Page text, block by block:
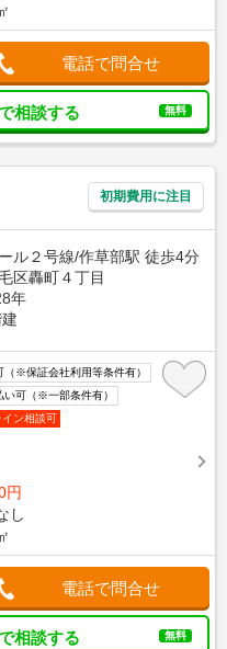
電話で問合せ
相談する 無料
初期費用に注目
ル２号線/作草部駅 徒歩4分
区轟町４丁目
年
※保証会社利用等条件有）
可（※一部条件有）
ン相談可
円
し
電話で問合せ
相談する 無料